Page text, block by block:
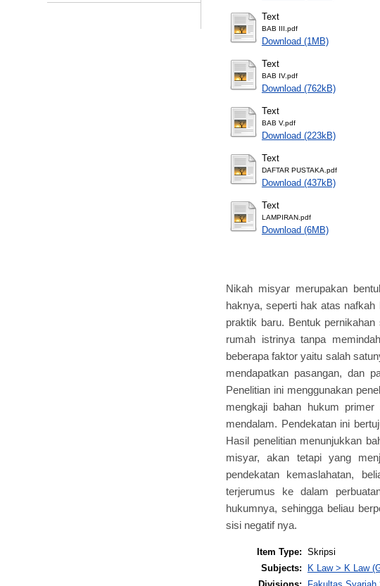
Text
BAB III.pdf
Download (1MB)
Text
BAB IV.pdf
Download (762kB)
Text
BAB V.pdf
Download (223kB)
Text
DAFTAR PUSTAKA.pdf
Download (437kB)
Text
LAMPIRAN.pdf
Download (6MB)
Nikah misyar merupakan
haknya, seperti hak atas
praktik baru. Bentuk
rumah istrinya tanpa
beberapa faktor yaitu salah
mendapatkan pasangan, dan
Penelitian ini menggunakan
mengkaji bahan hukum
mendalam. Pendekatan ini
Hasil penelitian menunjukkan
misyar, akan tetapi yang
pendekatan kemaslahatan,
terjerumus ke dalam
hukumnya, sehingga beliau
sisi negatif nya.
Item Type: Skripsi
Subjects:
K Law > K Law